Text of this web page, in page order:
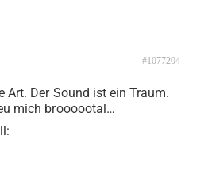
#1077204
Art. Der Sound ist ein Traum.
mich broooootal…